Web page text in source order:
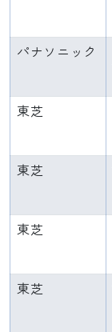
パナソニック
東芝
東芝
東芝
東芝